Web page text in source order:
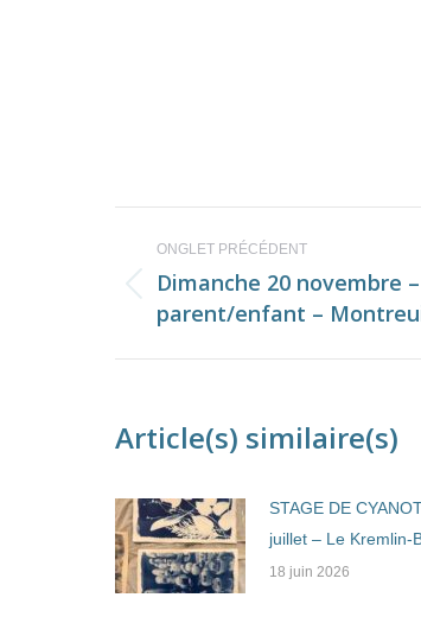
Navigation
de
commentaire
ONGLET PRÉCÉDENT
Onglet
précédent
Dimanche 20 novembre
parent/enfant –
Article(s) similaire(s)
STAGE DE
juillet – Le Kremlin-
18 juin 2026